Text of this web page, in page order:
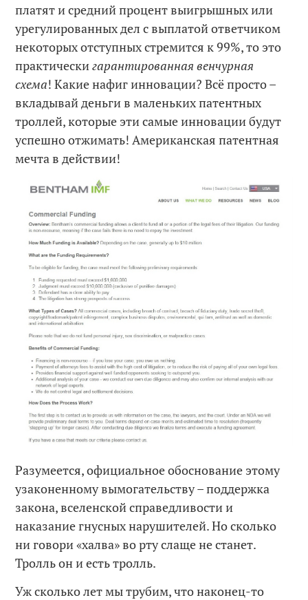
платят и средний процент выигрышных или
урегулированных дел с выплатой ответчиком
некоторых отступных стремится к 99%, то это
практическигарантированная венчурная
схема! Какие нафиг инновации? Всё просто –
вкладывай деньги в маленьких патентных
троллей, которые эти самые инновации будут
успешно отжимать! Американская патентная
мечта в действии!
Разумеется, официальное обоснование этому
узаконенному вымогательству – поддержка
закона, вселенской справедливости и
наказание гнусных нарушителей. Но сколько
ни говори «халва» во рту слаще не станет.
Тролль он и есть тролль.
Уж сколько лет мы трубим, что наконец-то